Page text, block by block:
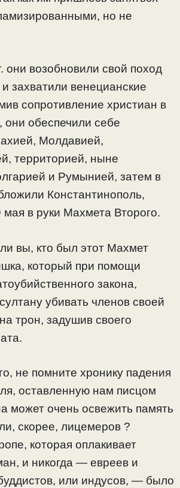
но не
они возобновили свой поход
захватили венецианские
сопротивление христиан в
они обеспечили себе
Молдавией,
территорией, ныне
и Румынией, затем в
Константинополь,
мая в руки Махмета Второго.
вы, кто был этот Махмет
который при помощи
закона,
убивать членов своей
трон, задушив своего
не помните хронику падения
оставленную нам писцом
может очень освежить память
скорее, лицемеров ?
которая оплакивает
и никогда — евреев и
или индусов, — было